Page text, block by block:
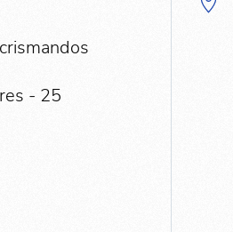
- 25